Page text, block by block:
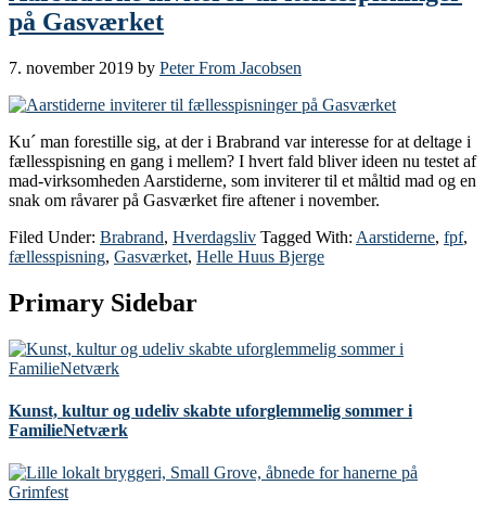
på Gasværket
7. november 2019 by Peter From Jacobsen
Ku´ man forestille sig, at der i Brabrand var interesse for at deltage i
fællesspisning en gang i mellem? I hvert fald bliver ideen nu testet af
mad-virksomheden Aarstiderne, som inviterer til et måltid mad og en
snak om råvarer på Gasværket fire aftener i november.
Filed Under: Brabrand, Hverdagsliv Tagged With: Aarstiderne, fpf,
fællesspisning, Gasværket, Helle Huus Bjerge
Primary Sidebar
Kunst, kultur og udeliv skabte uforglemmelig sommer i
FamilieNetværk